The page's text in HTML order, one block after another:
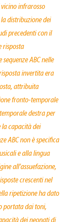
infrarosso
distribuzione dei
precedenti con il
risposta
ABC nelle
invertita era
attribuita
fronto-temporale
destra per
la capacità dei
ABC non è specifica
e alla lingua
all’assuefazione,
crescenti nel
ripetizione ha dato
portata dai toni,